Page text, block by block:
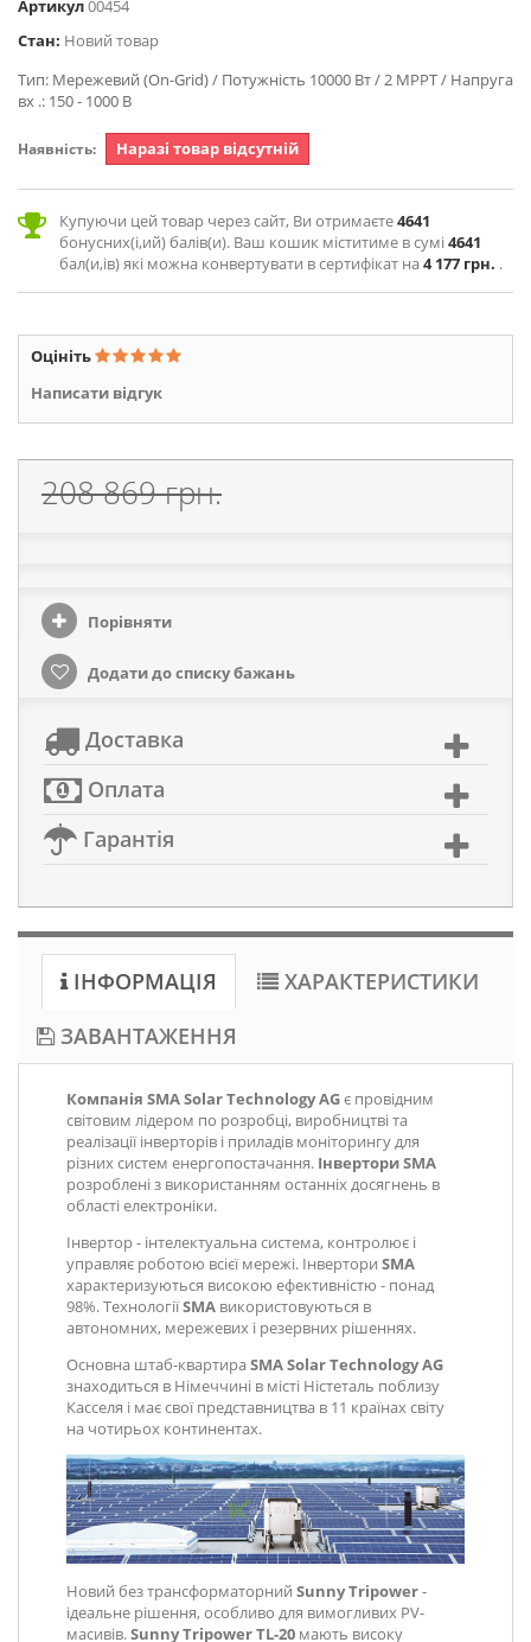
Артикул00454
Стан: Новий товар
Тип: Мережевий (On-Grid) / Потужність 10000 Вт / 2 MPPT / Напруга
вх .: 150 - 1000 В
Наявність: Наразі товар відсутній
Купуючи цей товар через сайт, Ви отримаєте4641
бонусних(і,ий) балів(и). Ваш кошик міститиме в сумі4641
бал(и,ів) які можна конвертувати в сертифікат на4 177 грн. .
Оцініть
Написати відгук
208 869 грн.
Порівняти
Додати до списку бажань
Доставка
Оплата
Гарантія
ІНФОРМАЦІЯ
ХАРАКТЕРИСТИКИ
ЗАВАНТАЖЕННЯ
Компанія SMA Solar Technology AGє провідним
світовим лідером по розробці, виробництві та
реалізації інверторів і приладів моніторингу для
різних систем енергопостачання. Інвертори SMA
розроблені з використанням останніх досягнень в
області електроніки.
Інвертор - інтелектуальна система, контролює і
управляє роботою всієї мережі. Інвертори SMA
характеризуються високою ефективністю - понад
98%. ТехнологіїSMA використовуються в
автономних, мережевих і резервних рішеннях.
Основна штаб-квартираSMA Solar Technology AG
знаходиться в Німеччині в місті Ністеталь поблизу
Касселя і має свої представництва в 11 країнах світу
на чотирьох континентах.
Новий без трансформаторний Sunny Tripower-
ідеальне рішення, особливо для вимогливих PV-
масивів.Sunny Tripower TL-20 мають високу